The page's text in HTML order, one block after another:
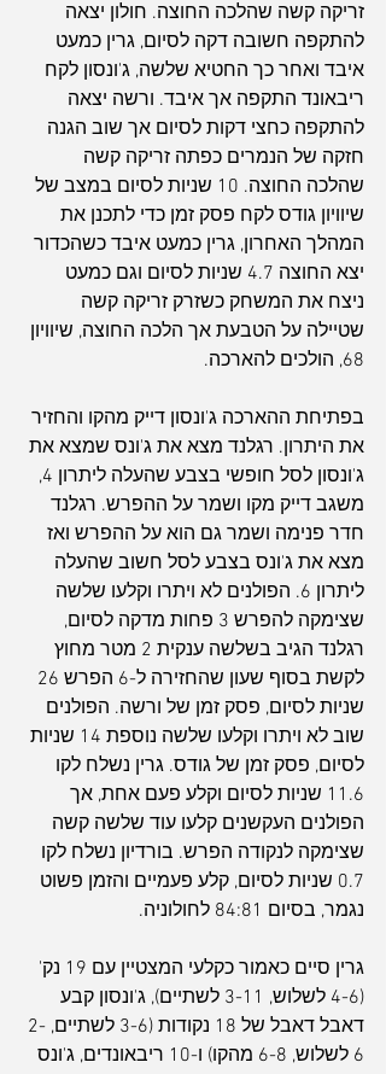
זריקה קשה שהלכה החוצה. חולון יצאה
להתקפה חשובה דקה לסיום, גרין כמעט
איבד ואחר כך החטיא שלשה, ג'ונסון לקח
ריבאונד התקפה אך איבד. ורשה יצאה
להתקפה כחצי דקות לסיום אך שוב הגנה
חזקה של הנמרים כפתה זריקה קשה
שהלכה החוצה. 10 שניות לסיום במצב של
שיוויון גודס לקח פסק זמן כדי לתכנן את
המהלך האחרון, גרין כמעט איבד כשהכדור
יצא החוצה 4.7 שניות לסיום וגם כמעט
ניצח את המשחק כשזרק זריקה קשה
שטיילה על הטבעת אך הלכה החוצה, שיוויון
68, הולכים להארכה.
בפתיחת ההארכה ג'ונסון דייק מהקו והחזיר
את היתרון. רגלנד מצא את ג'ונס שמצא את
ג'ונסון לסל חופשי בצבע שהעלה ליתרון 4,
משגב דייק מקו ושמר על ההפרש. רגלנד
חדר פנימה ושמר גם הוא על ההפרש ואז
מצא את ג'ונס בצבע לסל חשוב שהעלה
ליתרון 6. הפולנים לא ויתרו וקלעו שלשה
שצימקה להפרש 3 פחות מדקה לסיום,
רגלנד הגיב בשלשה ענקית 2 מטר מחוץ
שניות לסיום, פסק זמן של ורשה. הפולנים
שוב לא ויתרו וקלעו שלשה נוספת 14 שניות
לסיום, פסק זמן של גודס. גרין נשלח לקו
11.6 שניות לסיום וקלע פעם אחת, אך
הפולנים העקשנים קלעו עוד שלשה קשה
שצימקה לנקודה הפרש. בורדיון נשלח לקו
0.7 שניות לסיום, קלע פעמיים והזמן פשוט
נגמר, בסיום 84:81 לחולוניה.
גרין סיים כאמור כקלעי המצטיין עם 19 נק'
(4-6 לשלוש, 3-11 לשתיים), ג'ונסון קבע
דאבל דאבל של 18 נקודות (3-6 לשתיים, 2-
6 לשלוש, 6-8 מהקו) ו-10 ריבאונדים, ג'ונס